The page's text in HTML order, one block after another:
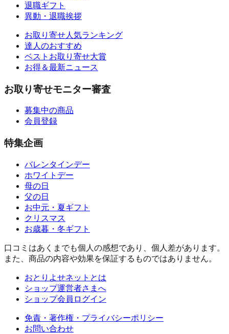
退職ギフト
異動・退職挨拶
お取り寄せ人気ランキング
達人のおすすめ
ベストお取り寄せ大賞
お得＆最新ニュース
お取り寄せモニター審査
募集中の商品
会員登録
特集企画
バレンタインデー
ホワイトデー
母の日
父の日
お中元・夏ギフト
クリスマス
お歳暮・冬ギフト
口コミはあくまでも個人の感想であり、個人差があります。
また、商品の内容や効果を保証するものではありません。
おとりよせネットとは
ショップ運営者さまへ
ショップ会員ログイン
免責・著作権・プライバシーポリシー
お問い合わせ